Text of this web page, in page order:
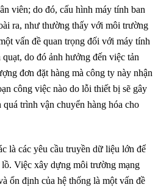
viên; do đó, cấu hình máy tính ban
ra, như thường thấy với môi trường
vấn đề quan trọng đối với máy tính
do đó ảnh hưởng đến việc tản
đơn đặt hàng mà công ty này nhận
công việc nào do lỗi thiết bị sẽ gây
trình vận chuyển hàng hóa cho
là các yêu cầu truyền dữ liệu lớn để
Việc xây dựng môi trường mạng
ổn định của hệ thống là một vấn đề